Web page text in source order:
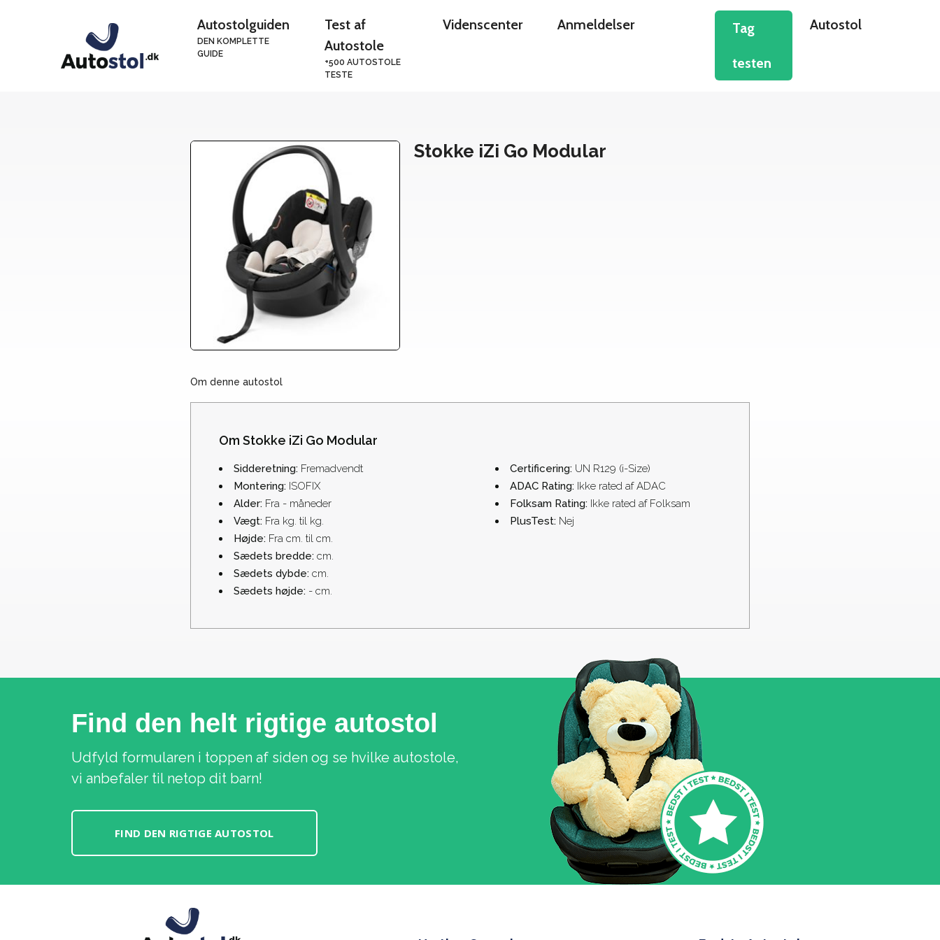
Autostolguiden
DEN KOMPLETTE
GUIDE
Test af
Autostole
+500 AUTOSTOLE
TESTE
Videnscenter Anmeldelser Tag
testen
Autostol
Stokke iZi Go Modular
Om denne autostol
Om Stokke iZi Go Modular
Sidderetning: Fremadvendt
Montering: ISOFIX
Alder: Fra - måneder
Vægt: Fra kg. til kg.
Højde: Fra cm. til cm.
Sædets bredde: cm.
Sædets dybde: cm.
Sædets højde: - cm.
Certificering: UN R129 (i-Size)
ADAC Rating: Ikke rated af ADAC
Folksam Rating: Ikke rated af Folksam
PlusTest: Nej
Find den helt rigtige autostol
Udfyld formularen i toppen af siden og se hvilke autostole,
vi anbefaler til netop dit barn!
FIND DEN RIGTIGE AUTOSTOL